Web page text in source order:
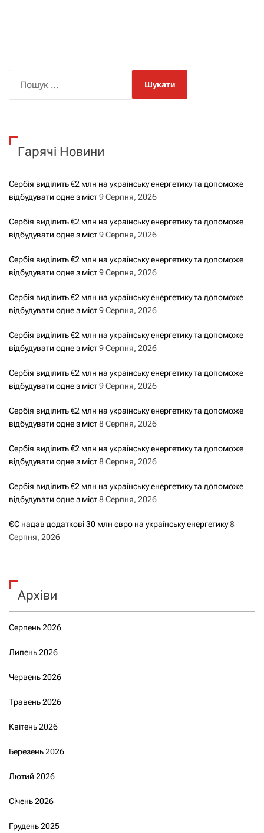
к
Гарячі Новини
Сербія виділить €2 млн на українську енергетику та допоможе
відбудувати одне з міст9 Серпня, 2026
Сербія виділить €2 млн на українську енергетику та допоможе
відбудувати одне з міст9 Серпня, 2026
Сербія виділить €2 млн на українську енергетику та допоможе
відбудувати одне з міст9 Серпня, 2026
Сербія виділить €2 млн на українську енергетику та допоможе
відбудувати одне з міст9 Серпня, 2026
Сербія виділить €2 млн на українську енергетику та допоможе
відбудувати одне з міст9 Серпня, 2026
Сербія виділить €2 млн на українську енергетику та допоможе
відбудувати одне з міст9 Серпня, 2026
Сербія виділить €2 млн на українську енергетику та допоможе
відбудувати одне з міст8 Серпня, 2026
Сербія виділить €2 млн на українську енергетику та допоможе
відбудувати одне з міст8 Серпня, 2026
Сербія виділить €2 млн на українську енергетику та допоможе
відбудувати одне з міст8 Серпня, 2026
ЄС надав додаткові 30 млн євро на українську енергетику8
Серпня, 2026
Архіви
Серпень 2026
Липень 2026
Червень 2026
Травень 2026
Квітень 2026
Березень 2026
Лютий 2026
Січень 2026
Грудень 2025